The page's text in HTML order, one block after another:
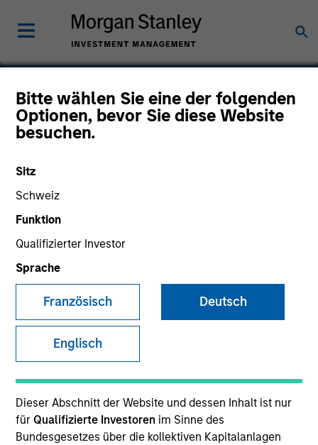
Bitte wählen Sie eine der folgenden
Optionen, bevor Sie diese Website
besuchen.
Sitz
Schweiz
Funktion
Qualifizierter Investor
Sprache
Französisch Deutsch
Englisch
Dieser Abschnitt der Website und dessen Inhalt ist nur
für Qualifizierte Investoren im Sinne des
Bundesgesetzes über die kollektiven Kapitalanlagen
Nitromed
SECTOR